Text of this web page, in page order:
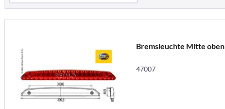
Bremsleuchte Mitte oben
47007